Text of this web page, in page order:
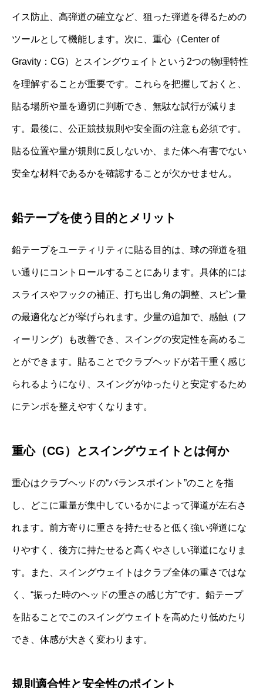
イス防止、高弾道の確立など、狙った弾道を得るための
ツールとして機能します。次に、重心（Center of
Gravity：CG）とスイングウェイトという2つの物理特性
を理解することが重要です。これらを把握しておくと、
貼る場所や量を適切に判断でき、無駄な試行が減りま
す。最後に、公正競技規則や安全面の注意も必須です。
貼る位置や量が規則に反しないか、また体へ有害でない
安全な材料であるかを確認することが欠かせません。
鉛テープを使う目的とメリット
鉛テープをユーティリティに貼る目的は、球の弾道を狙
い通りにコントロールすることにあります。具体的には
スライスやフックの補正、打ち出し角の調整、スピン量
の最適化などが挙げられます。少量の追加で、感触（フ
ィーリング）も改善でき、スイングの安定性を高めるこ
とができます。貼ることでクラブヘッドが若干重く感じ
られるようになり、スイングがゆったりと安定するため
にテンポを整えやすくなります。
重心（CG）とスイングウェイトとは何か
重心はクラブヘッドの“バランスポイント”のことを指
し、どこに重量が集中しているかによって弾道が左右さ
れます。前方寄りに重さを持たせると低く強い弾道にな
りやすく、後方に持たせると高くやさしい弾道になりま
す。また、スイングウェイトはクラブ全体の重さではな
く、“振った時のヘッドの重さの感じ方”です。鉛テープ
を貼ることでこのスイングウェイトを高めたり低めたり
でき、体感が大きく変わります。
規則適合性と安全性のポイント